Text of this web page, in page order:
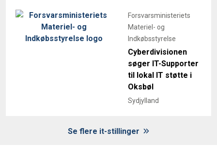
Forsvarsministeriets
Materiel- og
Indkøbsstyrelse
Cyberdivisionen
søger IT-Supporter
til lokal IT støtte i
Oksbøl
Sydjylland
Se flere it-stillinger